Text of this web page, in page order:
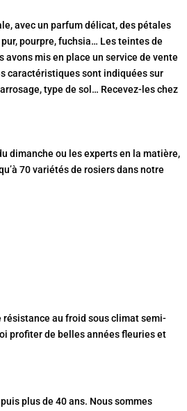
avec un parfum délicat, des pétales
pourpre, fuchsia… Les teintes de
avons mis en place un service de vente
caractéristiques sont indiquées sur
type de sol… Recevez-les chez
dimanche ou les experts en la matière,
70 variétés de rosiers dans notre
au froid sous climat semi-
profiter de belles années fleuries et
plus de 40 ans. Nous sommes